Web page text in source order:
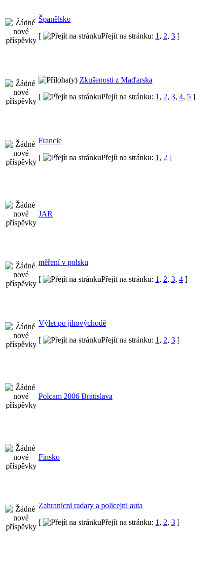
Španělsko
[
Přejít na stránku: 1 , 2, 3 ]
Zkušenosti z Maďarska
[
Přejít na stránku: 1 , 2, 3, 4, 5 ]
Francie
[
Přejít na stránku: 1 , 2 ]
JAR
měření v polsku
[
Přejít na stránku: 1 , 2, 3, 4 ]
Výlet po jihovýchodě
[
Přejít na stránku: 1 , 2, 3 ]
Polcam 2006 Bratislava
Finsko
Zahranicni radary a policejni auta
[
Přejít na stránku: 1 , 2, 3 ]